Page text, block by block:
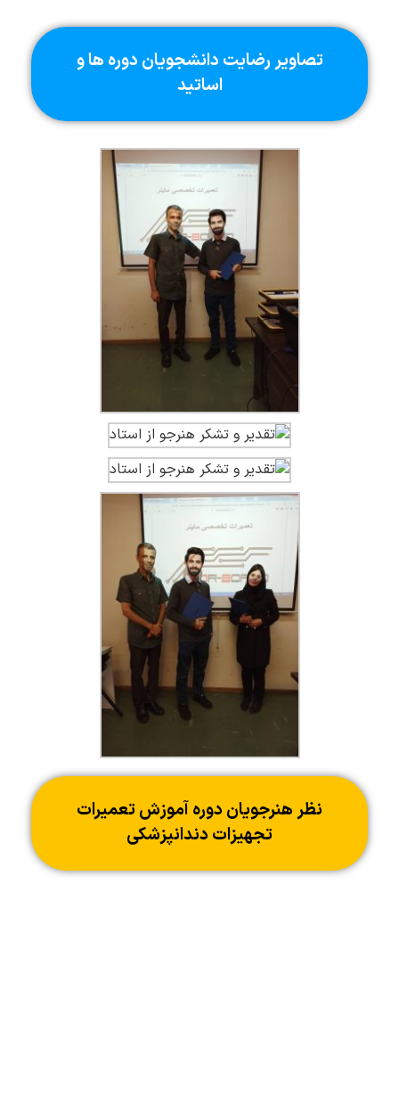
تصاویر رضایت دانشجویان دوره ها و
اساتید
نظر هنرجویان دوره آموزش تعمیرات
تجهیزات دندانپزشکی